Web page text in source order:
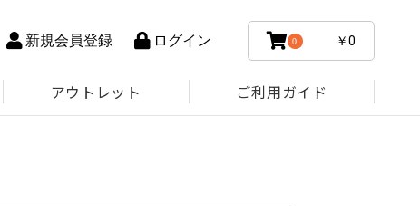
新規会員登録 ログイン 0 ￥0
アウトレット ご利用ガイド